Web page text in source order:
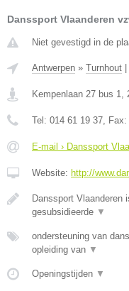
Danssport Vlaanderen
Niet gevestigd in de
Antwerpen » Turnhout
Kempenlaan 27 bus 1
Tel: 014 61 19 37 , Fax:
E-mail › Danssport
Website: http://
Danssport Vlaanderen
gesubsidieerde ▼
ondersteuning van
opleiding van ▼
Openingstijden ▼